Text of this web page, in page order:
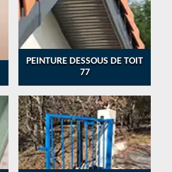
PEINTURE DESSOUS DE TOIT
77